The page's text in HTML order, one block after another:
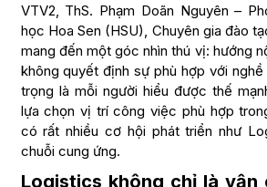
VTV2, ThS. Phạm Doãn Nguyên –
học Hoa Sen (HSU), Chuyên gia đào
mang đến một góc nhìn thú vị: hướng
không quyết định sự phù hợp với
trọng là mỗi người hiểu được thế
lựa chọn vị trí công việc phù hợp
có rất nhiều cơ hội phát triển như
chuỗi cung ứng.
Logistics không chỉ là vận